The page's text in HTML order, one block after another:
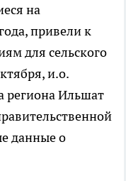
на
привели к
для сельского
и.о.
региона Ильшат
данные о